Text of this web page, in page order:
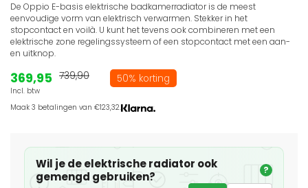
De Oppio E-basis elektrische badkamerradiator is de meest
eenvoudige vorm van elektrisch verwarmen. Stekker in het
stopcontact en voilà. U kunt het tevens ook combineren met een
elektrische zone regelingssysteem of een stopcontact met een aan-
en uitknop.
369,95
Incl. btw
739,90 50% korting
Maak 3 betalingen van €123,32.
Wil je de elektrische radiator ook
gemengd gebruiken?
?